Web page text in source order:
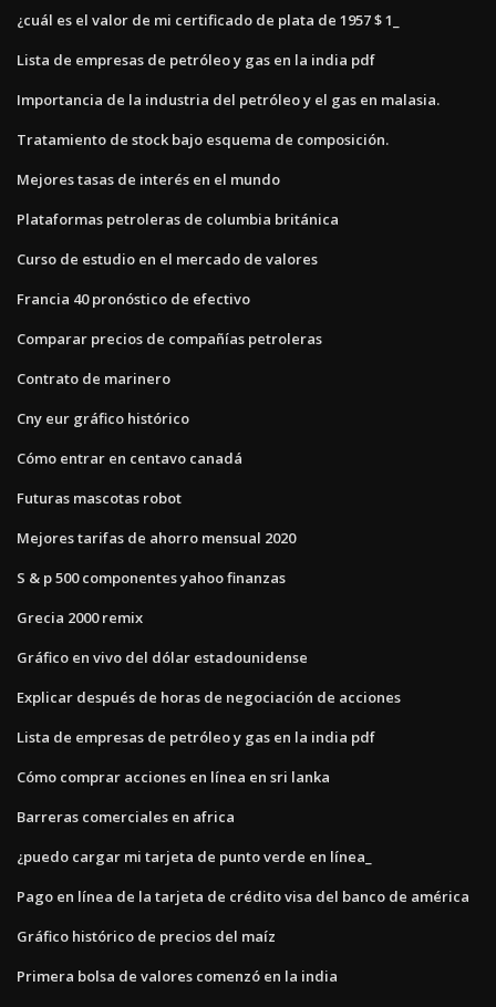
¿cuál es el valor de mi certificado de plata de 1957 $ 1_
Lista de empresas de petróleo y gas en la india pdf
Importancia de la industria del petróleo y el gas en malasia.
Tratamiento de stock bajo esquema de composición.
Mejores tasas de interés en el mundo
Plataformas petroleras de columbia británica
Curso de estudio en el mercado de valores
Francia 40 pronóstico de efectivo
Comparar precios de compañías petroleras
Contrato de marinero
Cny eur gráfico histórico
Cómo entrar en centavo canadá
Futuras mascotas robot
Mejores tarifas de ahorro mensual 2020
S & p 500 componentes yahoo finanzas
Grecia 2000 remix
Gráfico en vivo del dólar estadounidense
Explicar después de horas de negociación de acciones
Lista de empresas de petróleo y gas en la india pdf
Cómo comprar acciones en línea en sri lanka
Barreras comerciales en africa
¿puedo cargar mi tarjeta de punto verde en línea_
Pago en línea de la tarjeta de crédito visa del banco de américa
Gráfico histórico de precios del maíz
Primera bolsa de valores comenzó en la india